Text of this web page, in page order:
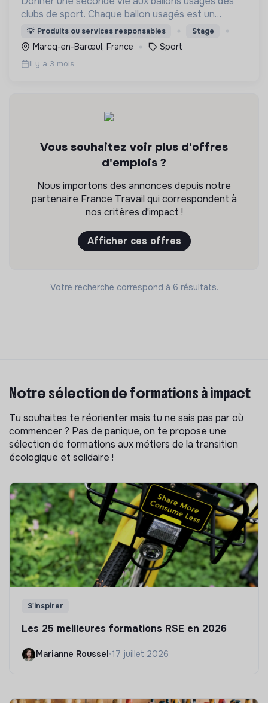
clubs de sport. Chaque ballon usagés est un
déchet sans valeurs, nous le transformons en
accessoires permettant d'accompagner
financièrement les clubs.
💡 Produits ou services responsables Stage
Marcq-en-Barœul, France Sport
Il y a 3 mois
Vous souhaitez voir plus d'offres
d'emplois ?
Nous importons des annonces depuis notre
partenaire France Travail qui correspondent à
nos critères d'impact !
Afficher ces offres
Votre recherche correspond à 6 résultats.
Notre sélection de formations à impact
Tu souhaites te réorienter mais tu ne sais pas par où
commencer ? Pas de panique, on te propose une
sélection de formations aux métiers de la transition
écologique et solidaire !
S'inspirer
Les 25 meilleures formations RSE en 2026
Marianne Roussel •17 juillet 2026